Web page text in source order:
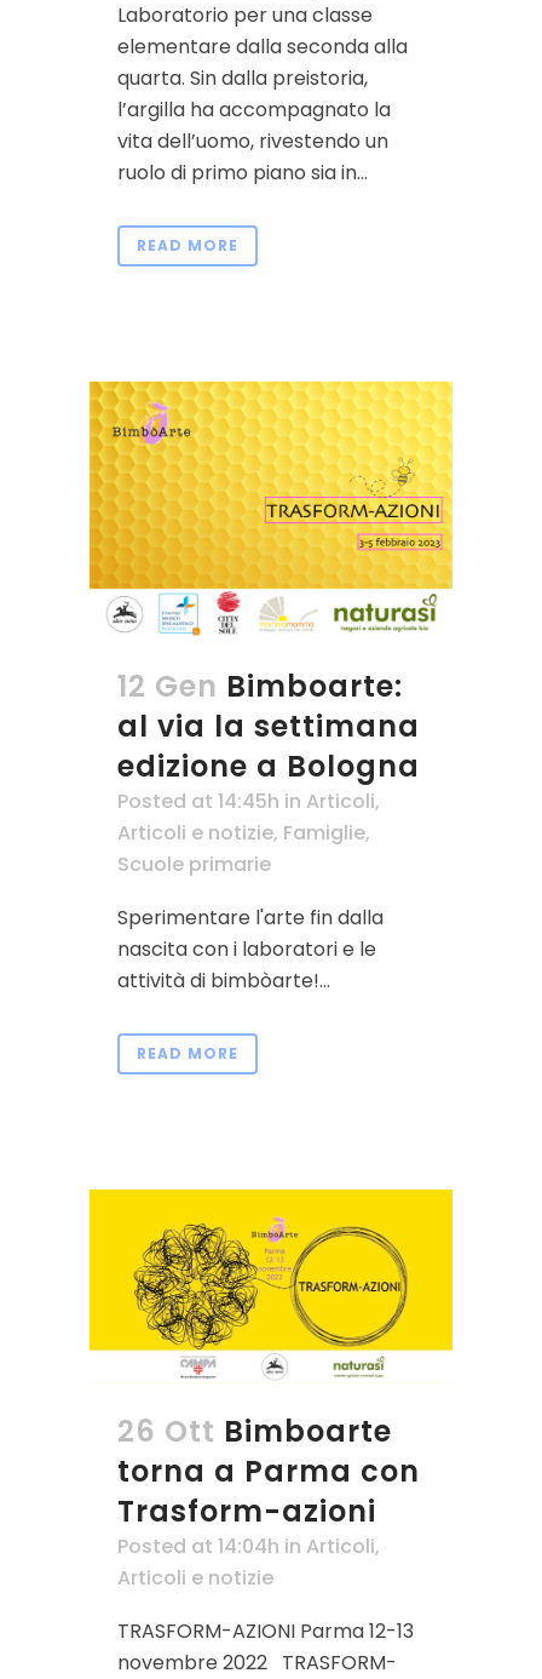
Laboratorio per una classe
elementare dalla seconda alla
quarta. Sin dalla preistoria,
l’argilla ha accompagnato la
vita dell’uomo, rivestendo un
ruolo di primo piano sia in...
READ MORE
12 Gen Bimboarte:
al via la settimana
edizione a Bologna
Posted at 14:45h in Articoli,
Articoli e notizie, Famiglie,
Scuole primarie
Sperimentare l'arte fin dalla
nascita con i laboratori e le
attività di bimbòarte!...
READ MORE
26 Ott Bimboarte
torna a Parma con
Trasform-azioni
Posted at 14:04h in Articoli,
Articoli e notizie
TRASFORM-AZIONI Parma 12-13
novembre 2022 TRASFORM-